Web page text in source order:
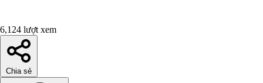
6,124 lượt xem
Chia sẻ